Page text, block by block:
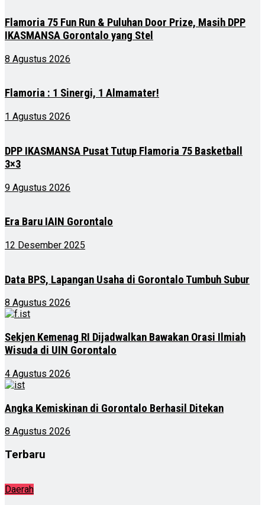
Flamoria 75 Fun Run & Puluhan Door Prize, Masih DPP
IKASMANSA Gorontalo yang Stel
8 Agustus 2026
Flamoria : 1 Sinergi, 1 Almamater!
1 Agustus 2026
DPP IKASMANSA Pusat Tutup Flamoria 75 Basketball
3×3
9 Agustus 2026
Era Baru IAIN Gorontalo
12 Desember 2025
Data BPS, Lapangan Usaha di Gorontalo Tumbuh Subur
8 Agustus 2026
Sekjen Kemenag RI Dijadwalkan Bawakan Orasi Ilmiah
Wisuda di UIN Gorontalo
4 Agustus 2026
Angka Kemiskinan di Gorontalo Berhasil Ditekan
8 Agustus 2026
Terbaru
Daerah